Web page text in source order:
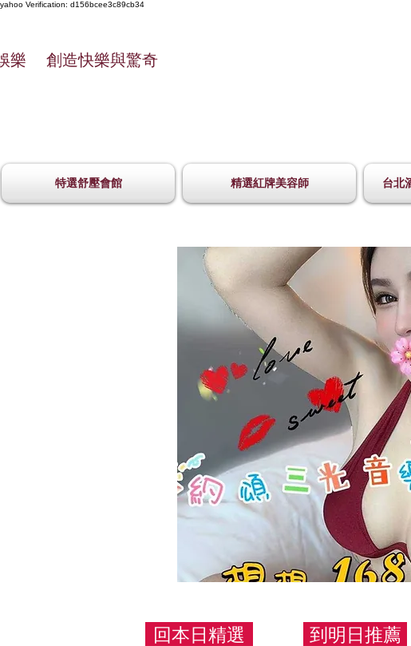
yahoo Verification: d156bcee3c89cb34
樂 創造快樂與驚奇
特選舒壓會館 精選紅牌美容師 台北
回本日精選 到明日推薦